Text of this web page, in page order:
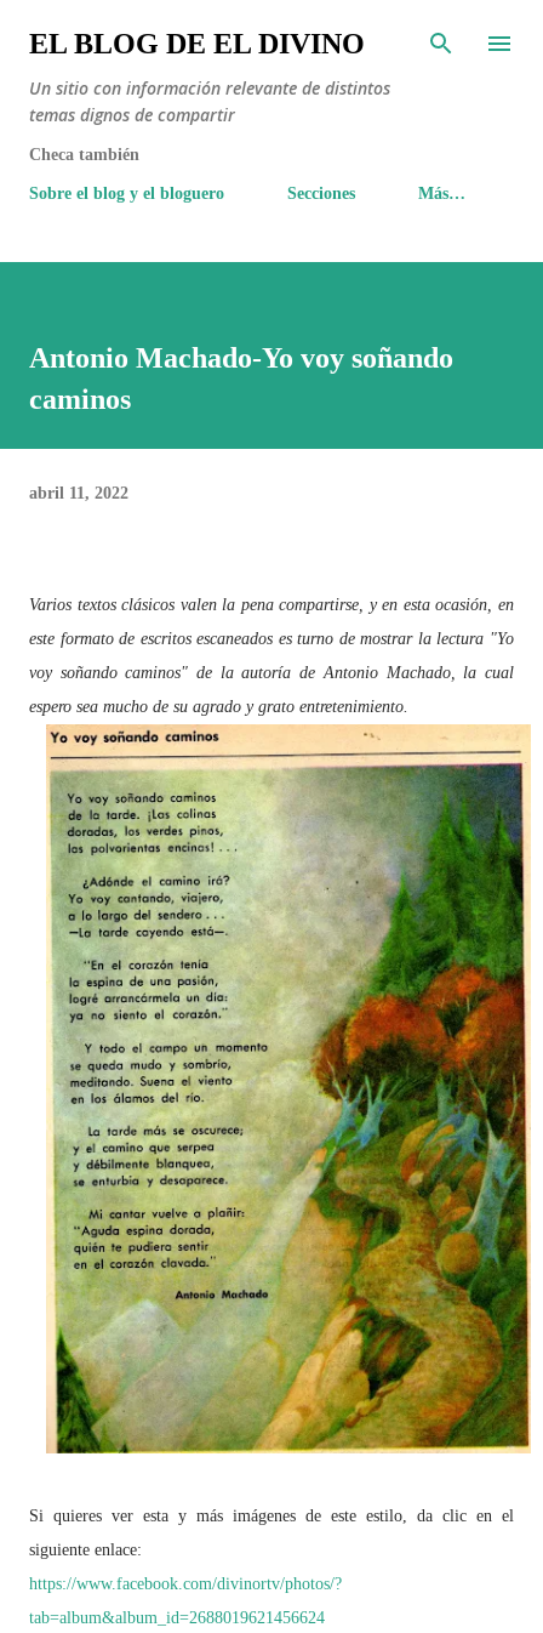
Ir al contenido principal
EL BLOG DE EL DIVINO
Un sitio con información relevante de distintos
temas dignos de compartir
Checa también
Sobre el blog y el bloguero Secciones Más…
Antonio Machado-Yo voy soñando
caminos
abril 11, 2022
Varios textos clásicos valen la pena compartirse, y en esta ocasión, en
este formato de escritos escaneados es turno de mostrar la lectura "Yo
voy soñando caminos" de la autoría de Antonio Machado, la cual
espero sea mucho de su agrado y grato entretenimiento.
Si quieres ver esta y más imágenes de este estilo, da clic en el
siguiente enlace:
https://www.facebook.com/divinortv/photos/?
tab=album&album_id=2688019621456624